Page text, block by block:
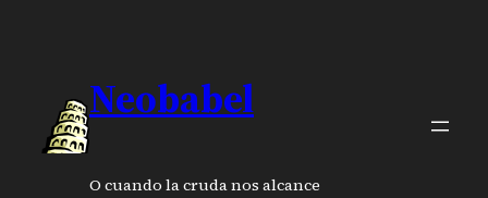
Neobabel
O cuando la cruda nos alcance